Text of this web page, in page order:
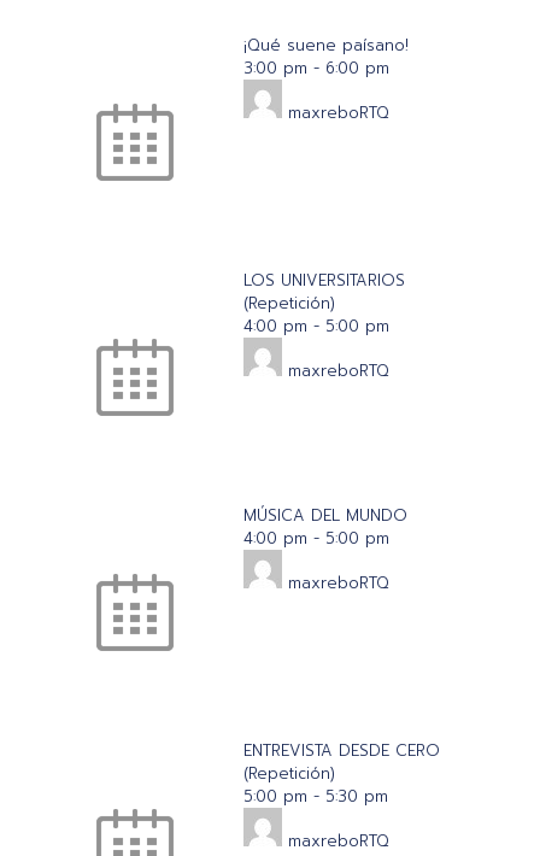
¡Qué suene paísano!
3:00 pm - 6:00 pm
maxreboRTQ
LOS UNIVERSITARIOS
(Repetición)
4:00 pm - 5:00 pm
maxreboRTQ
MÚSICA DEL MUNDO
4:00 pm - 5:00 pm
maxreboRTQ
ENTREVISTA DESDE CERO
(Repetición)
5:00 pm - 5:30 pm
maxreboRTQ